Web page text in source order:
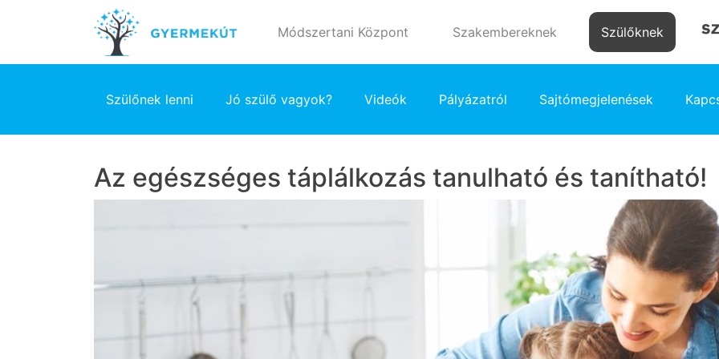
Módszertani Központ Szakembereknek Szülőknek
Szülőnek lenni Jó szülő vagyok? Videók Pályázatról Sajtómegjelenések
Az egészséges táplálkozás tanulható és tanítható!